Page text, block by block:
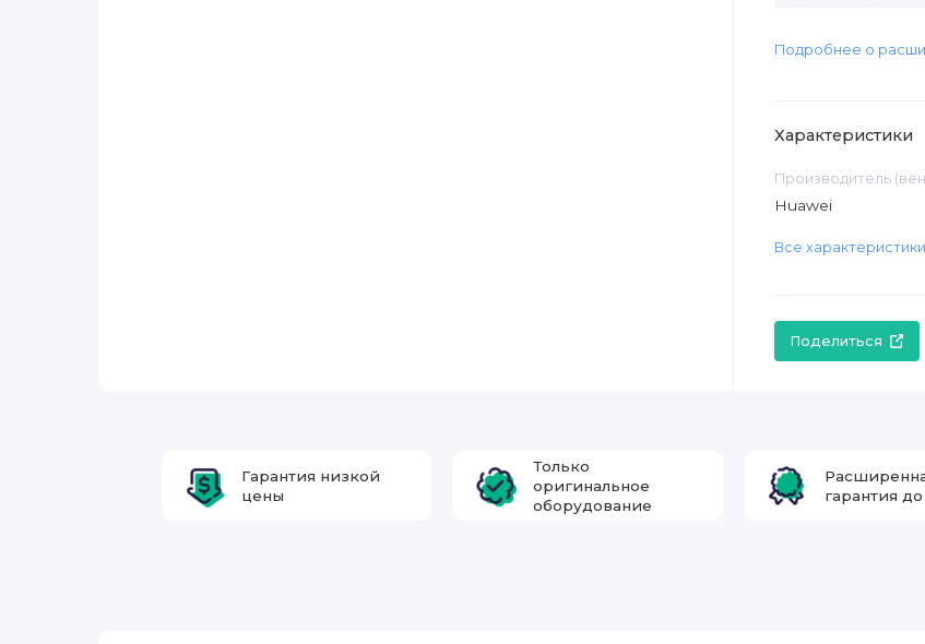
Подробнее о
Характеристики
Производитель
Huawei
Все характеристики
Поделиться
Гарантия низкой
цены
Только
оригинальное
оборудование
гарантия